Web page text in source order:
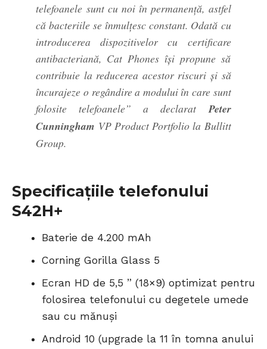
telefoanele sunt cu noi în permanență, astfel
că bacteriile se înmulțesc constant. Odată cu
introducerea dispozitivelor cu certificare
antibacteriană, Cat Phones își propune să
contribuie la reducerea acestor riscuri și să
încurajeze o regândire a modului în care sunt
folosite telefoanele” a declaratPeter
Cunningham VP Product Portfolio la Bullitt
Group.
Specificațiile telefonului
S42H+
Baterie de 4.200 mAh
Corning Gorilla Glass 5
Ecran HD de 5,5 ” (18×9) optimizat pentru
folosirea telefonului cu degetele umede
sau cu mănuși
Android 10 (upgrade la 11 în tomna anului